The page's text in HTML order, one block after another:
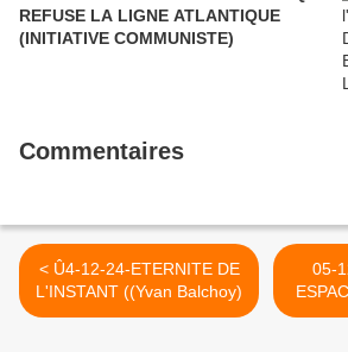
REFUSE LA LIGNE ATLANTIQUE
(INITIATIVE COMMUNISTE)
Commentaires
< Û4-12-24-ETERNITE DE
L'INSTANT ((Yvan Balchoy)
05-